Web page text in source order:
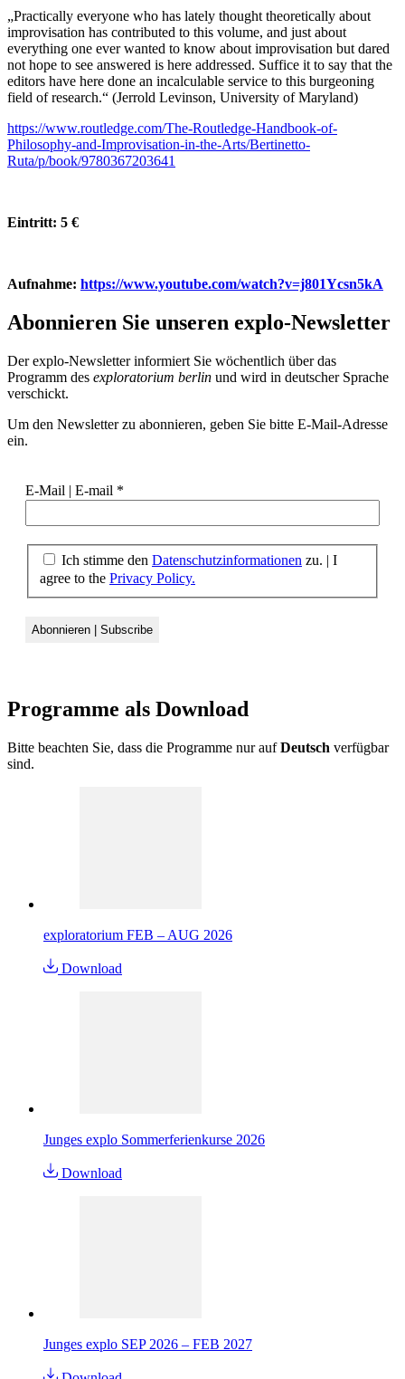
„Practically everyone who has lately thought theoretically about
improvisation has contributed to this volume, and just about
everything one ever wanted to know about improvisation but dared
not hope to see answered is here addressed. Suffice it to say that the
editors have here done an incalculable service to this burgeoning
field of research.“ (Jerrold Levinson, University of Maryland)
https://www.routledge.com/The-Routledge-Handbook-of-
Philosophy-and-Improvisation-in-the-Arts/Bertinetto-
Ruta/p/book/9780367203641
Eintritt: 5 €
Aufnahme: https://www.youtube.com/watch?v=j801Ycsn5kA
Abonnieren Sie unseren explo-Newsletter
Der explo-Newsletter informiert Sie wöchentlich über das
Programm des exploratorium berlin und wird in deutscher Sprache
verschickt.
Um den Newsletter zu abonnieren, geben Sie bitte E-Mail-Adresse
ein.
E-Mail | E-mail *
Ich stimme den Datenschutzinformationen zu. | I
agree to the Privacy Policy.
Programme als Download
Bitte beachten Sie, dass die Programme nur aufDeutsch verfügbar
sind.
exploratorium FEB – AUG 2026
Download
Junges explo Sommerferienkurse 2026
Download
Junges explo SEP 2026 – FEB 2027